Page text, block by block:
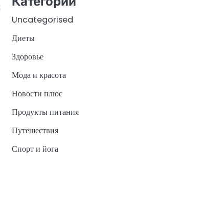
Uncategorised
Диеты
Здоровье
Мода и красота
Новости плюс
Продукты питания
Путешествия
Спорт и йога